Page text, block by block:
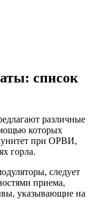
список
различные
которых
при ОРВИ,
горла.
следует
приема,
указывающие на